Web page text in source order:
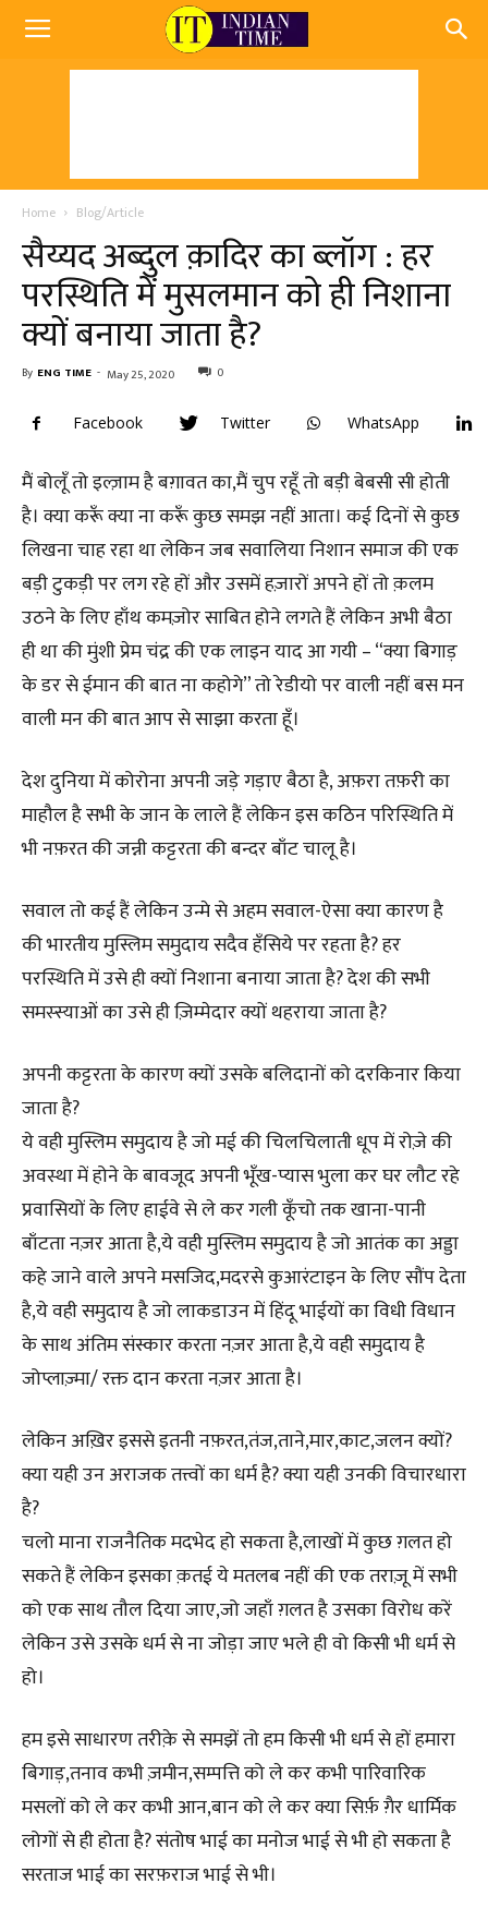
Home Blog/Article
सैय्यद अब्दुल क़ादिर का ब्लॉग : हर
परस्थिति में मुसलमान को ही निशाना
क्यों बनाया जाता है?
By ENG TIME - May 25, 2020 0
Facebook Twitter WhatsApp
मैं बोलूँ तो इल्ज़ाम है बग़ावत का,मैं चुप रहूँ तो बड़ी बेबसी सी होती
है। क्या करूँ क्या ना करूँ कुछ समझ नहीं आता। कई दिनों से कुछ
लिखना चाह रहा था लेकिन जब सवालिया निशान समाज की एक
बड़ी टुकड़ी पर लग रहे हों और उसमें हज़ारों अपने हों तो क़लम
उठने के लिए हाँथ कमज़ोर साबित होने लगते हैं लेकिन अभी बैठा
ही था की मुंशी प्रेम चंद्र की एक लाइन याद आ गयी – “क्या बिगाड़
के डर से ईमान की बात ना कहोगे” तो रेडीयो पर वाली नहीं बस मन
वाली मन की बात आप से साझा करता हूँ।
देश दुनिया में कोरोना अपनी जड़े गड़ाए बैठा है, अफ़रा तफ़री का
माहौल है सभी के जान के लाले हैं लेकिन इस कठिन परिस्थिति में
भी नफ़रत की जन्नी कट्टरता की बन्दर बाँट चालू है।
सवाल तो कई हैं लेकिन उन्मे से अहम सवाल-ऐसा क्या कारण है
की भारतीय मुस्लिम समुदाय सदैव हँसिये पर रहता है? हर
परस्थिति में उसे ही क्यों निशाना बनाया जाता है? देश की सभी
समस्स्याओं का उसे ही ज़िम्मेदार क्यों थहराया जाता है?
अपनी कट्टरता के कारण क्यों उसके बलिदानों को दरकिनार किया
जाता है?
ये वही मुस्लिम समुदाय है जो मई की चिलचिलाती धूप में रोज़े की
अवस्था में होने के बावजूद अपनी भूँख-प्यास भुला कर घर लौट रहे
प्रवासियों के लिए हाईवे से ले कर गली कूँचो तक खाना-पानी
बाँटता नज़र आता है,ये वही मुस्लिम समुदाय है जो आतंक का अड्डा
कहे जाने वाले अपने मसजिद,मदरसे कुआरंटाइन के लिए सौंप देता
है,ये वही समुदाय है जो लाकडाउन में हिंदू भाईयों का विधी विधान
के साथ अंतिम संस्कार करता नज़र आता है,ये वही समुदाय है
जोप्लाज़्मा/ रक्त दान करता नज़र आता है।
लेकिन अख़िर इससे इतनी नफ़रत,तंज,ताने,मार,काट,जलन क्यों?
क्या यही उन अराजक तत्त्वों का धर्म है? क्या यही उनकी विचारधारा
है?
चलो माना राजनैतिक मदभेद हो सकता है,लाखों में कुछ ग़लत हो
सकते हैं लेकिन इसका क़तई ये मतलब नहीं की एक तराज़ू में सभी
को एक साथ तौल दिया जाए,जो जहाँ ग़लत है उसका विरोध करें
लेकिन उसे उसके धर्म से ना जोड़ा जाए भले ही वो किसी भी धर्म से
हो।
हम इसे साधारण तरीक़े से समझें तो हम किसी भी धर्म से हों हमारा
बिगाड़,तनाव कभी ज़मीन,सम्पत्ति को ले कर कभी पारिवारिक
मसलों को ले कर कभी आन,बान को ले कर क्या सिर्फ़ ग़ैर धार्मिक
लोगों से ही होता है? संतोष भाई का मनोज भाई से भी हो सकता है
सरताज भाई का सरफ़राज भाई से भी।